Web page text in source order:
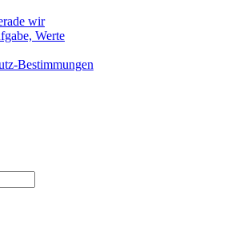
wir
Werte
Bestimmungen